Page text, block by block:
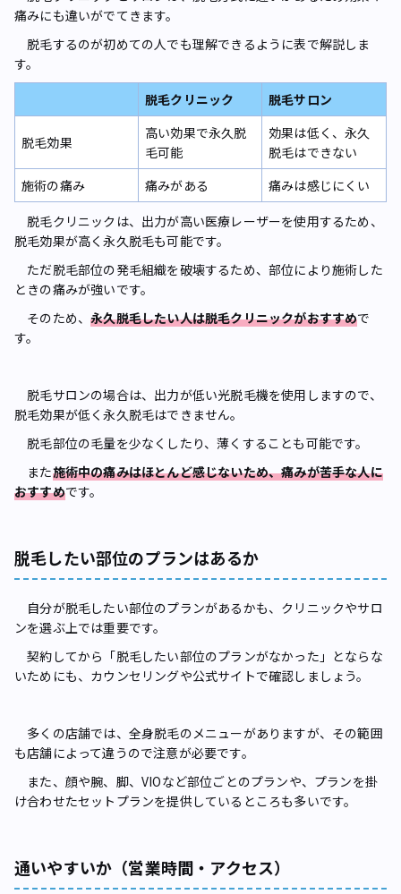
痛みにも違いがでてきます。
脱毛するのが初めての人でも理解できるように表で解説しま
す。
脱毛クリニック
脱毛サロン
脱毛効果
高い効果で永久脱
毛可能
効果は低く、永久
脱毛はできない
施術の痛み
痛みがある
痛みは感じにくい
脱毛クリニックは、出力が高い医療レーザーを使用するため、
脱毛効果が高く永久脱毛も可能です。
ただ脱毛部位の発毛組織を破壊するため、部位により施術した
ときの痛みが強いです。
そのため、永久脱毛したい人は脱毛クリニックがおすすめで
す。
脱毛サロンの場合は、出力が低い光脱毛機を使用しますので、
脱毛効果が低く永久脱毛はできません。
脱毛部位の毛量を少なくしたり、薄くすることも可能です。
また施術中の痛みはほとんど感じないため、痛みが苦手な人に
おすすめです。
脱毛したい部位のプランはあるか
自分が脱毛したい部位のプランがあるかも、クリニックやサロ
ンを選ぶ上では重要です。
契約してから「脱毛したい部位のプランがなかった」とならな
いためにも、カウンセリングや公式サイトで確認しましょう。
多くの店舗では、全身脱毛のメニューがありますが、その範囲
も店舗によって違うので注意が必要です。
また、顔や腕、脚、VIOなど部位ごとのプランや、プランを掛
け合わせたセットプランを提供しているところも多いです。
通いやすいか（営業時間・アクセス）